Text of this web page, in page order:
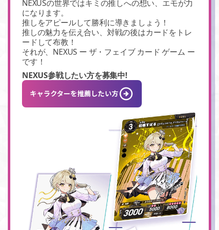
NEXUSの世界ではキミの推しへの想い、エモが力
になります。
推しをアピールして勝利に導きましょう！
推しの魅力を伝え合い、対戦の後はカードをトレ
ードして布教！
それが、NEXUS ー ザ・フェイブ カード ゲーム ー
です！
NEXUS参戦したい方を募集中!
キャラクターを推薦したい方